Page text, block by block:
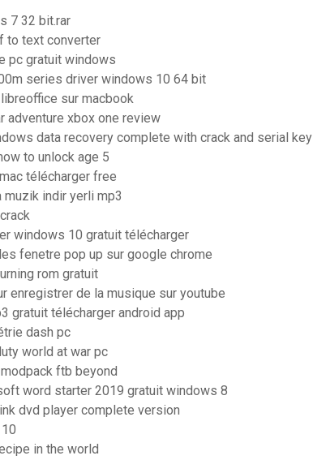
7 32 bit.rar
to text converter
pc gratuit windows
series driver windows 10 64 bit
sur macbook
adventure xbox one review
data recovery complete with crack and serial key
to unlock age 5
télécharger free
muzik indir yerli mp3
windows 10 gratuit télécharger
fenetre pop up sur google chrome
rom gratuit
enregistrer de la musique sur youtube
gratuit télécharger android app
dash pc
world at war pc
ftb beyond
word starter 2019 gratuit windows 8
dvd player complete version
in the world